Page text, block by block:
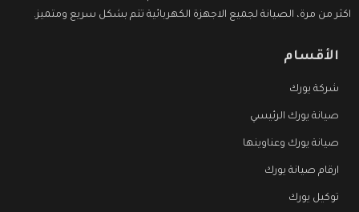
اكثر من مرة، الصيانة لجميع الاجهزة الكهربائية تتم بشكل سريع ومتميز.
الأقسام
شركة يورك
صيانة يورك الرئيسي
صيانة يورك وعناوينها
ارقام صيانة يورك
توكيل يورك